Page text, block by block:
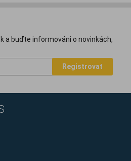
a buďte informováni o novinkách,
Registrovat